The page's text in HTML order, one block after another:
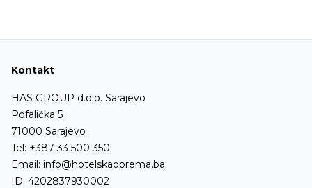
Kontakt
HAS GROUP d.o.o. Sarajevo
Pofalićka 5
71000 Sarajevo
Tel: +387 33 500 350
Email: info@hotelskaoprema.ba
ID: 4202837930002